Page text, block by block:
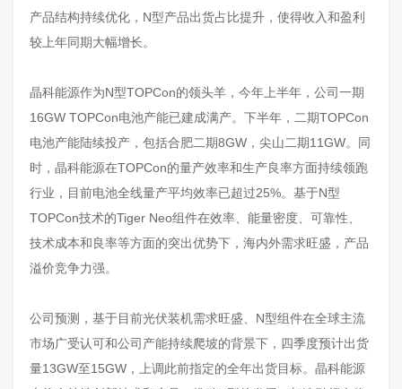
产品结构持续优化，N型产品出货占比提升，使得收入和盈利
较上年同期大幅增长。
晶科能源作为N型TOPCon的领头羊，今年上半年，公司一期
16GW TOPCon电池产能已建成满产。下半年，二期TOPCon
电池产能陆续投产，包括合肥二期8GW，尖山二期11GW。同
时，晶科能源在TOPCon的量产效率和生产良率方面持续领跑
行业，目前电池全线量产平均效率已超过25%。基于N型
TOPCon技术的Tiger Neo组件在效率、能量密度、可靠性、
技术成本和良率等方面的突出优势下，海内外需求旺盛，产品
溢价竞争力强。
公司预测，基于目前光伏装机需求旺盛、N型组件在全球主流
市场广受认可和公司产能持续爬坡的背景下，四季度预计出货
量13GW至15GW，上调此前指定的全年出货目标。晶科能源